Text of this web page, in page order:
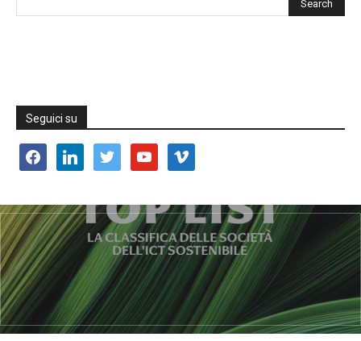
Seguici su
facebooklinkedin twitter youtube vimeo